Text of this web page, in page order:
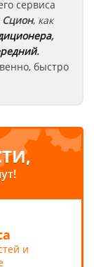
сервиса
Сцион, как
,
.
быстро
и